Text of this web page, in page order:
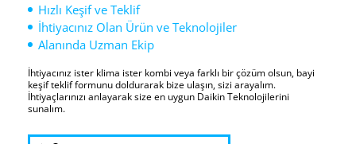
Hızlı Keşif ve Teklif
İhtiyacınız Olan Ürün ve Teknolojiler
Alanında Uzman Ekip
İhtiyacınız ister klima ister kombi veya farklı bir çözüm olsun, bayi
keşif teklif formunu doldurarak bize ulaşın, sizi arayalım.
İhtiyaçlarınızı anlayarak size en uygun Daikin Teknolojilerini
sunalım.